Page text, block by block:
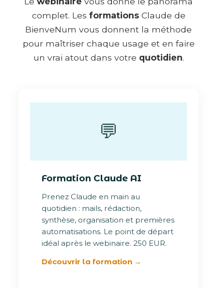
complet. Les formationsClaude de
BienveNum vous donnent la méthode
pour maîtriser chaque usage et en faire
un vrai atout dans votre quotidien.
💬
Formation Claude AI
Prenez Claude en main au
quotidien : mails, rédaction,
synthèse, organisation et premières
automatisations. Le point de départ
idéal après le webinaire. 250 EUR.
Découvrir la formation →